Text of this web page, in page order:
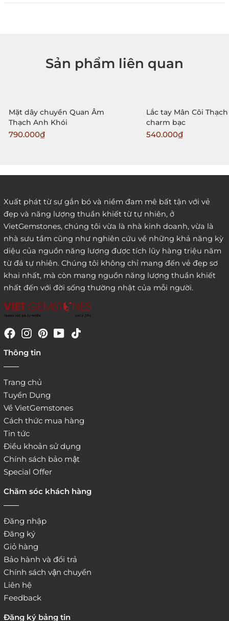
1. Mua hàng trực tiếp tại VietGemstones
3. Đặt hàng thông quaemail hay chat trực tiếp với
chúng tôi:
website:
Sản phẩm liên quan
Mặt dây chuyền Quan Âm
Thạch Anh Khói
790.000₫
Lắc tay Mân Côi
charm bạc
540.000₫
Xuất phát từ sự gắn bó và niềm đam mê bất tận với vẻ
đẹp và năng lượng thuần khiết từ tự nhiên, ở
VietGemstones, chúng tôi vừa là nhà kinh doanh, vừa là
nhà sưu tầm cũng như nghiên cứu về những khả năng kỳ
diệu của nguồn năng lượng được tích lũy hàng triệu năm
từ đá tự nhiên. Chúng tôi không chỉ mang đến vẻ đẹp sơ
khai nhất, mà còn mang nguồn năng lượng thuần khiết
nhất đến với đời sống thường nhật của mỗi người.
Thông tin
Trang chủ
Tuyển Dụng
Về VietGemstones
Cách thức mua hàng
Tin tức
Điều khoản sử dụng
Chính sách bảo mật
Special Offer
Chăm sóc khách hàng
Đăng nhập
Đăng ký
Giỏ hàng
Bảo hành và đổi trả
Chính sách vận chuyển
Liên hệ
Feedback
Đăng ký bảng tin